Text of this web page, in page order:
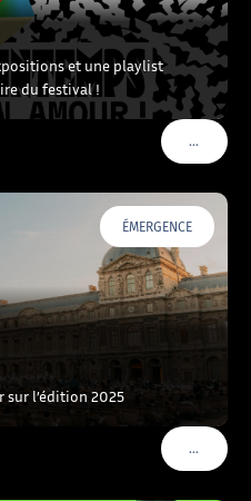
et une playlist
du festival !
…VOIR
ÉMERGENCE
sur l’édition 2025
…VOIR